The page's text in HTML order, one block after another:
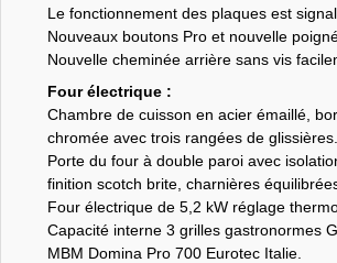
Le fonctionnement des plaques est
Nouveaux boutons Pro et nouvelle
Nouvelle cheminée arrière sans vis
Four électrique :
Chambre de cuisson en acier émaillé,
chromée avec trois rangées de glissières.
Porte du four à double paroi avec
finition scotch brite, charnières
Four électrique de 5,2 kW réglage
Capacité interne 3 grilles gastronormes
MBM Domina Pro 700 Eurotec Italie.